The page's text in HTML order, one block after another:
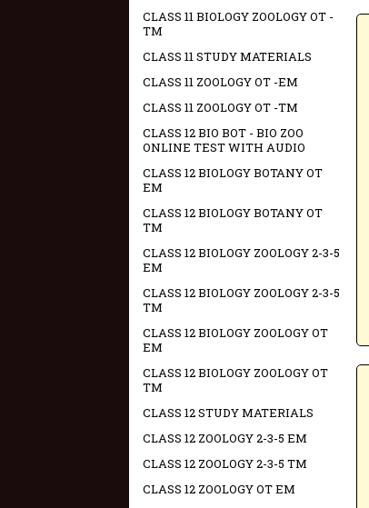
CLASS 11 BIOLOGY ZOOLOGY OT -
TM
CLASS 11 STUDY MATERIALS
CLASS 11 ZOOLOGY OT -EM
CLASS 11 ZOOLOGY OT -TM
CLASS 12 BIO BOT - BIO ZOO
ONLINE TEST WITH AUDIO
CLASS 12 BIOLOGY BOTANY OT
EM
CLASS 12 BIOLOGY BOTANY OT
TM
CLASS 12 BIOLOGY ZOOLOGY 2-3-5
EM
CLASS 12 BIOLOGY ZOOLOGY 2-3-5
TM
CLASS 12 BIOLOGY ZOOLOGY OT
EM
CLASS 12 BIOLOGY ZOOLOGY OT
TM
CLASS 12 STUDY MATERIALS
CLASS 12 ZOOLOGY 2-3-5 EM
CLASS 12 ZOOLOGY 2-3-5 TM
CLASS 12 ZOOLOGY OT EM